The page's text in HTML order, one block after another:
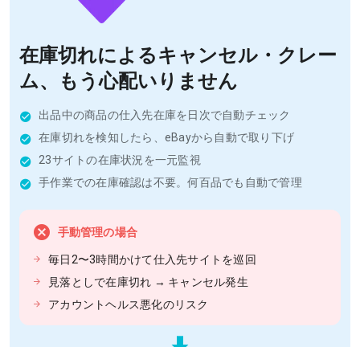
在庫切れによるキャンセル・クレー
ム、もう心配いりません
出品中の商品の仕入先在庫を日次で自動チェック
在庫切れを検知したら、eBayから自動で取り下げ
23サイトの在庫状況を一元監視
手作業での在庫確認は不要。何百品でも自動で管理
手動管理の場合
毎日2〜3時間かけて仕入先サイトを巡回
見落としで在庫切れ → キャンセル発生
アカウントヘルス悪化のリスク